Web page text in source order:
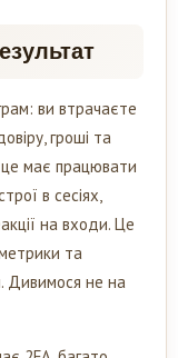
ви втрачаєте
гроші та
має працювати
в сесіях,
на входи. Це
та
Дивимося не на